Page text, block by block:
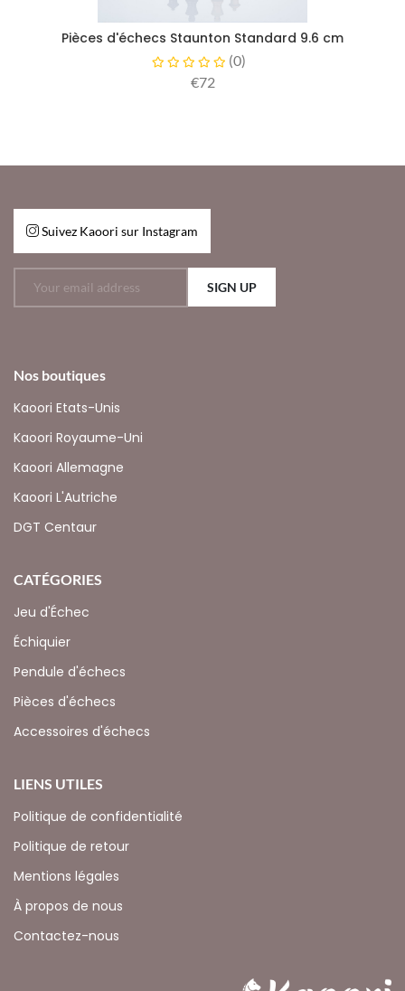
Pièces d'échecs Staunton Standard 9.6 cm
(0)
€72
Suivez Kaoori sur Instagram
SIGN UP
Nos boutiques
Kaoori Etats-Unis
Kaoori Royaume-Uni
Kaoori Allemagne
Kaoori L'Autriche
DGT Centaur
CATÉGORIES
Jeu d'Échec
Échiquier
Pendule d'échecs
Pièces d'échecs
Accessoires d'échecs
LIENS UTILES
Politique de confidentialité
Politique de retour
Mentions légales
À propos de nous
Contactez-nous